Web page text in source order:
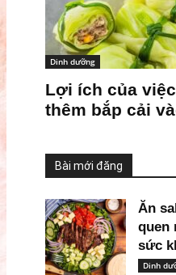
Dinh dưỡng
Lợi ích của
thêm bắp cải
Bài mới đăng
Ăn
quen
sức
Dinh